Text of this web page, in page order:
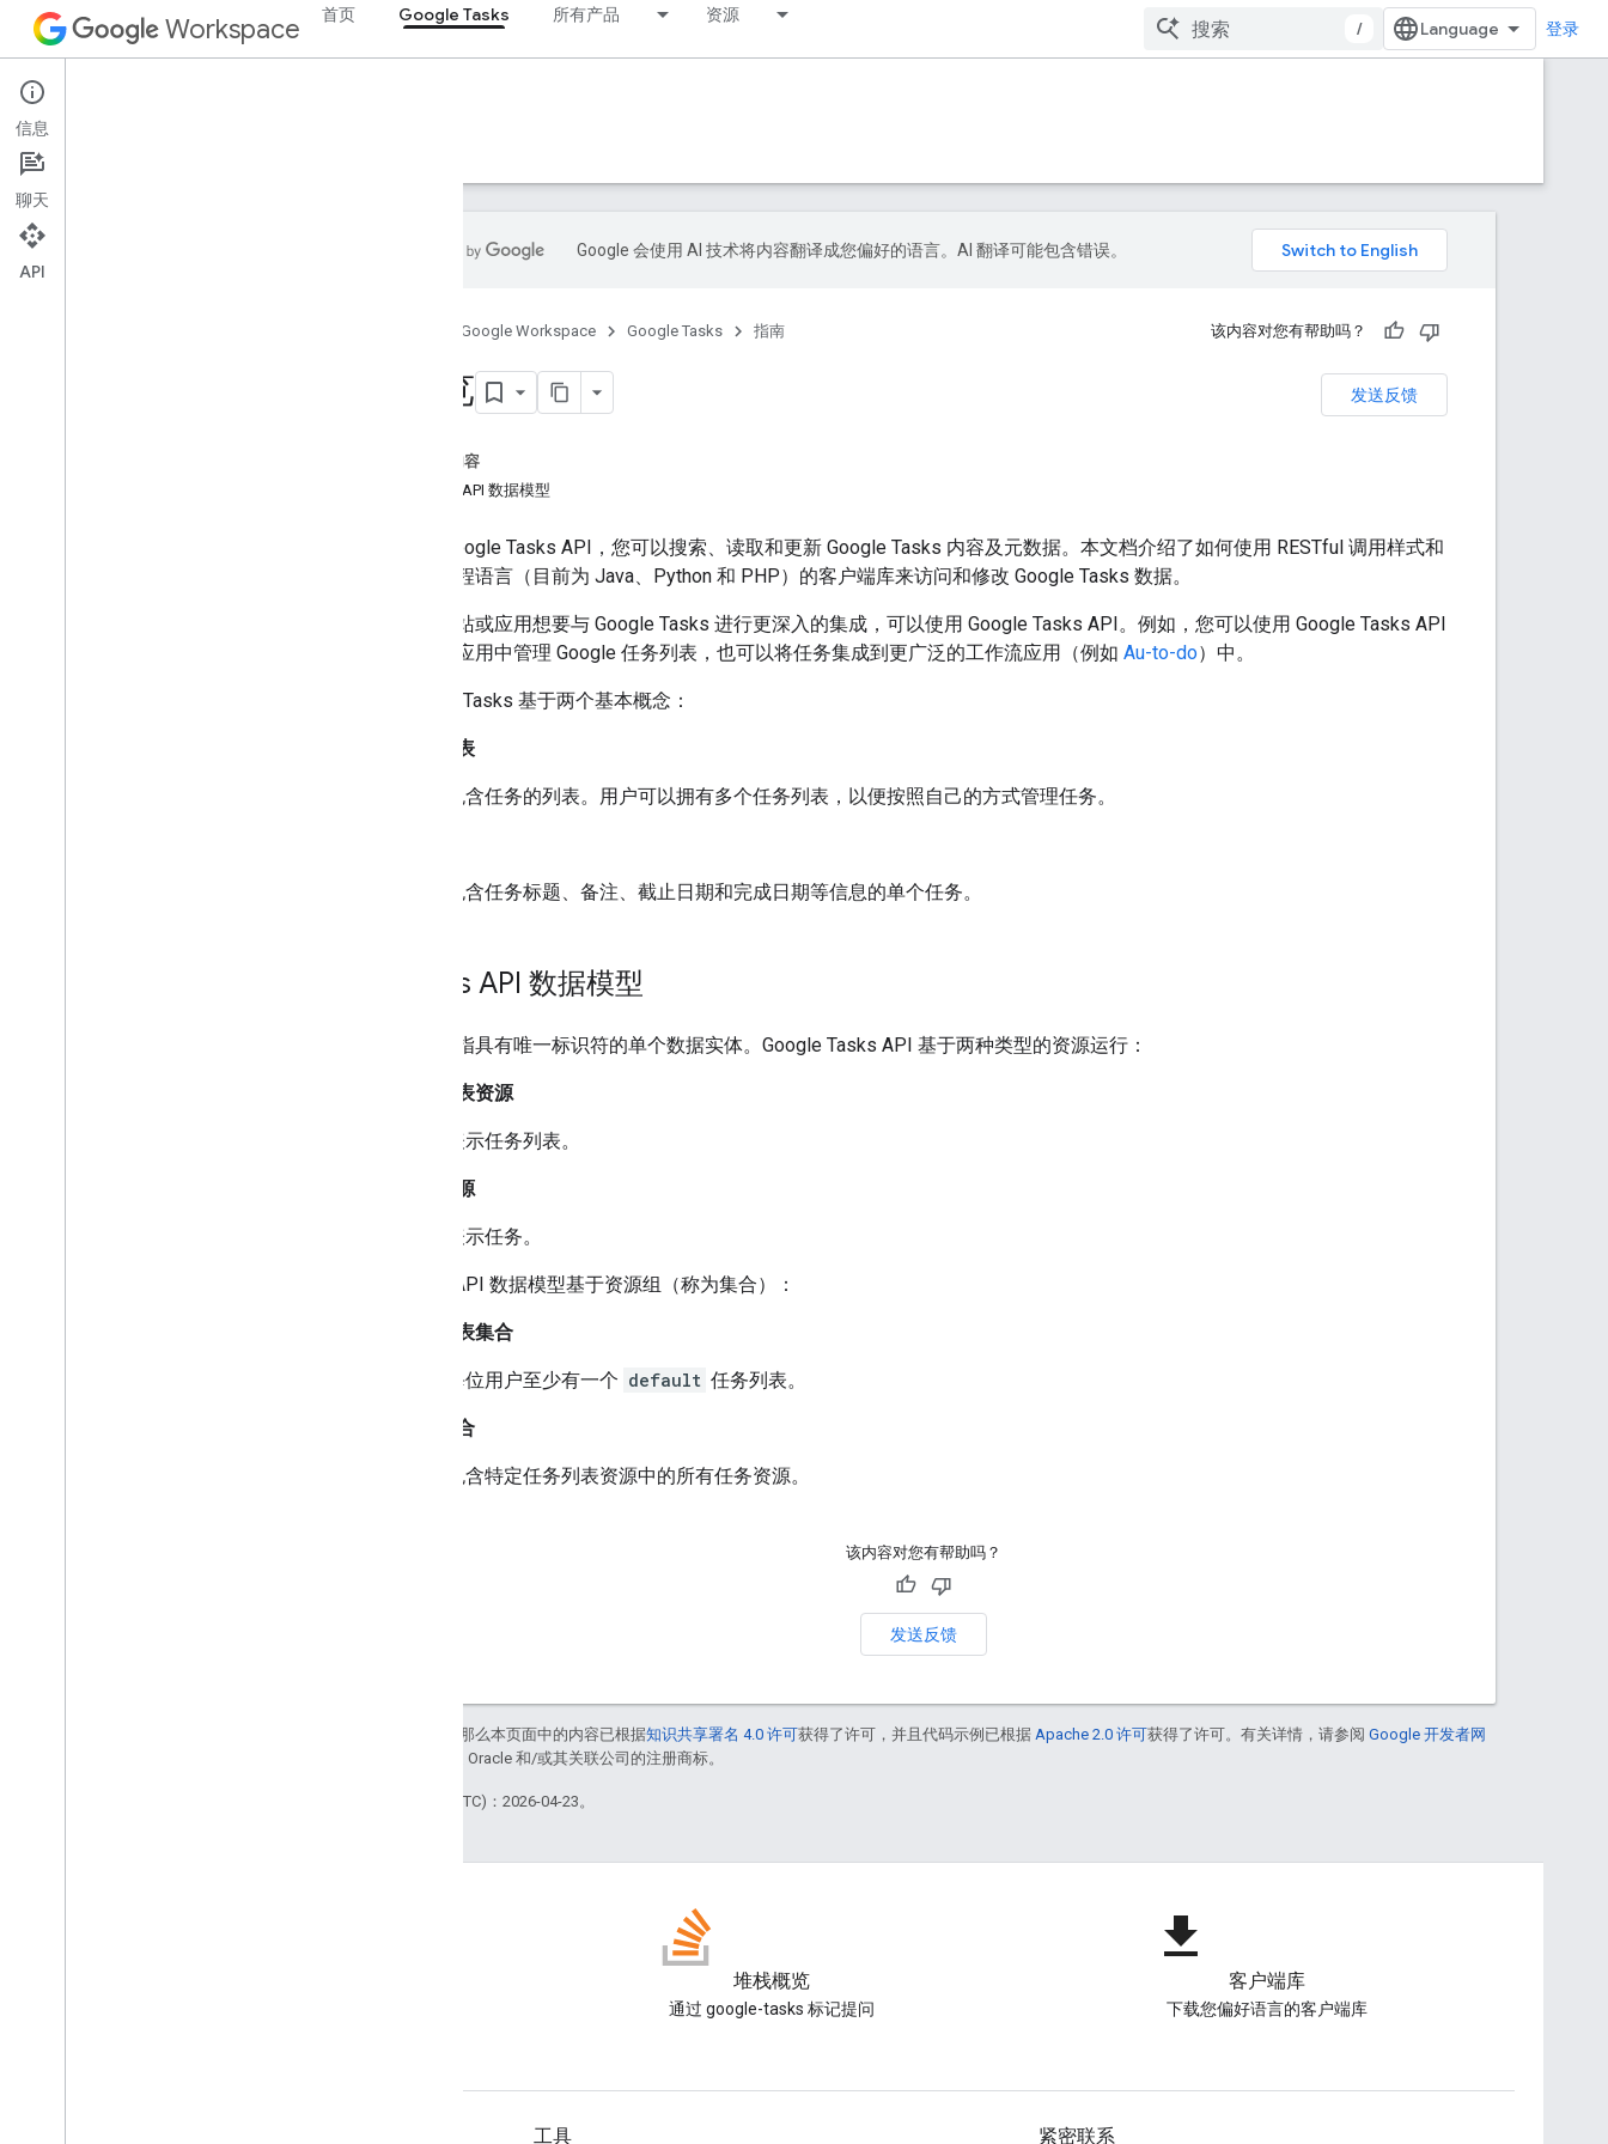
Workspace 首页 Google Tasks 所有产品 资源
/ 登录
Google Tasks
概览
Google 会使用 AI 技术将内容翻译成您偏好的语言。AI 翻译可能包含错误。
Google Workspace Google Tasks 指南 该内容对您有帮助吗？
发送反馈
概览
本页内容
Tasks API 数据模型
借助 Google Tasks API，您可以搜索、读取和更新 Google Tasks 内容及元数据。本文档介绍了如何使用 RESTful 调用样式和
各种编程语言（目前为 Java、Python 和 PHP）的客户端库来访问和修改 Google Tasks 数据。
如果网站或应用想要与 Google Tasks 进行更深入的集成，可以使用 Google Tasks API。例如，您可以使用 Google Tasks API
在移动应用中管理 Google 任务列表，也可以将任务集成到更广泛的工作流应用（例如 Au-to-do）中。
Google Tasks 基于两个基本概念：
任务列表
包含任务的列表。用户可以拥有多个任务列表，以便按照自己的方式管理任务。
包含任务标题、备注、截止日期和完成日期等信息的单个任务。
Tasks API 数据模型
资源是指具有唯一标识符的单个数据实体。Google Tasks API 基于两种类型的资源运行：
任务列表资源
表示任务列表。
任务资源
表示任务。
Tasks API 数据模型基于资源组（称为集合）：
任务列表集合
每位用户至少有一个 default 任务列表。
任务集合
包含特定任务列表资源中的所有任务资源。
该内容对您有帮助吗？
发送反馈
如未另行说明，那么本页面中的内容已根据知识共享署名 4.0 许可获得了许可，并且代码示例已根据 Apache 2.0 许可获得了许可。有关详情，请参阅 Google 开发者网
。Java 是 Oracle 和/或其关联公司的注册商标。
最后更新时间 (UTC)：2026-04-23。
堆栈概览
通过 google-tasks 标记提问
file_download
客户端库
下载您偏好语言的客户端库
工具 紧密联系
信息
聊天
API